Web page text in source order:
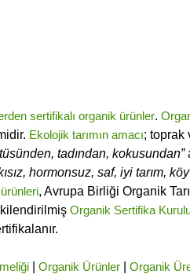
sertifikalı organik ürünler.
Ekolojik tarımın amacı; toprak
tadından, kokusundan”
hormonsuz, saf, iyi tarım,
, Avrupa Birliği Organik
Organik Sertifika
| Organik Ürünler| Organik